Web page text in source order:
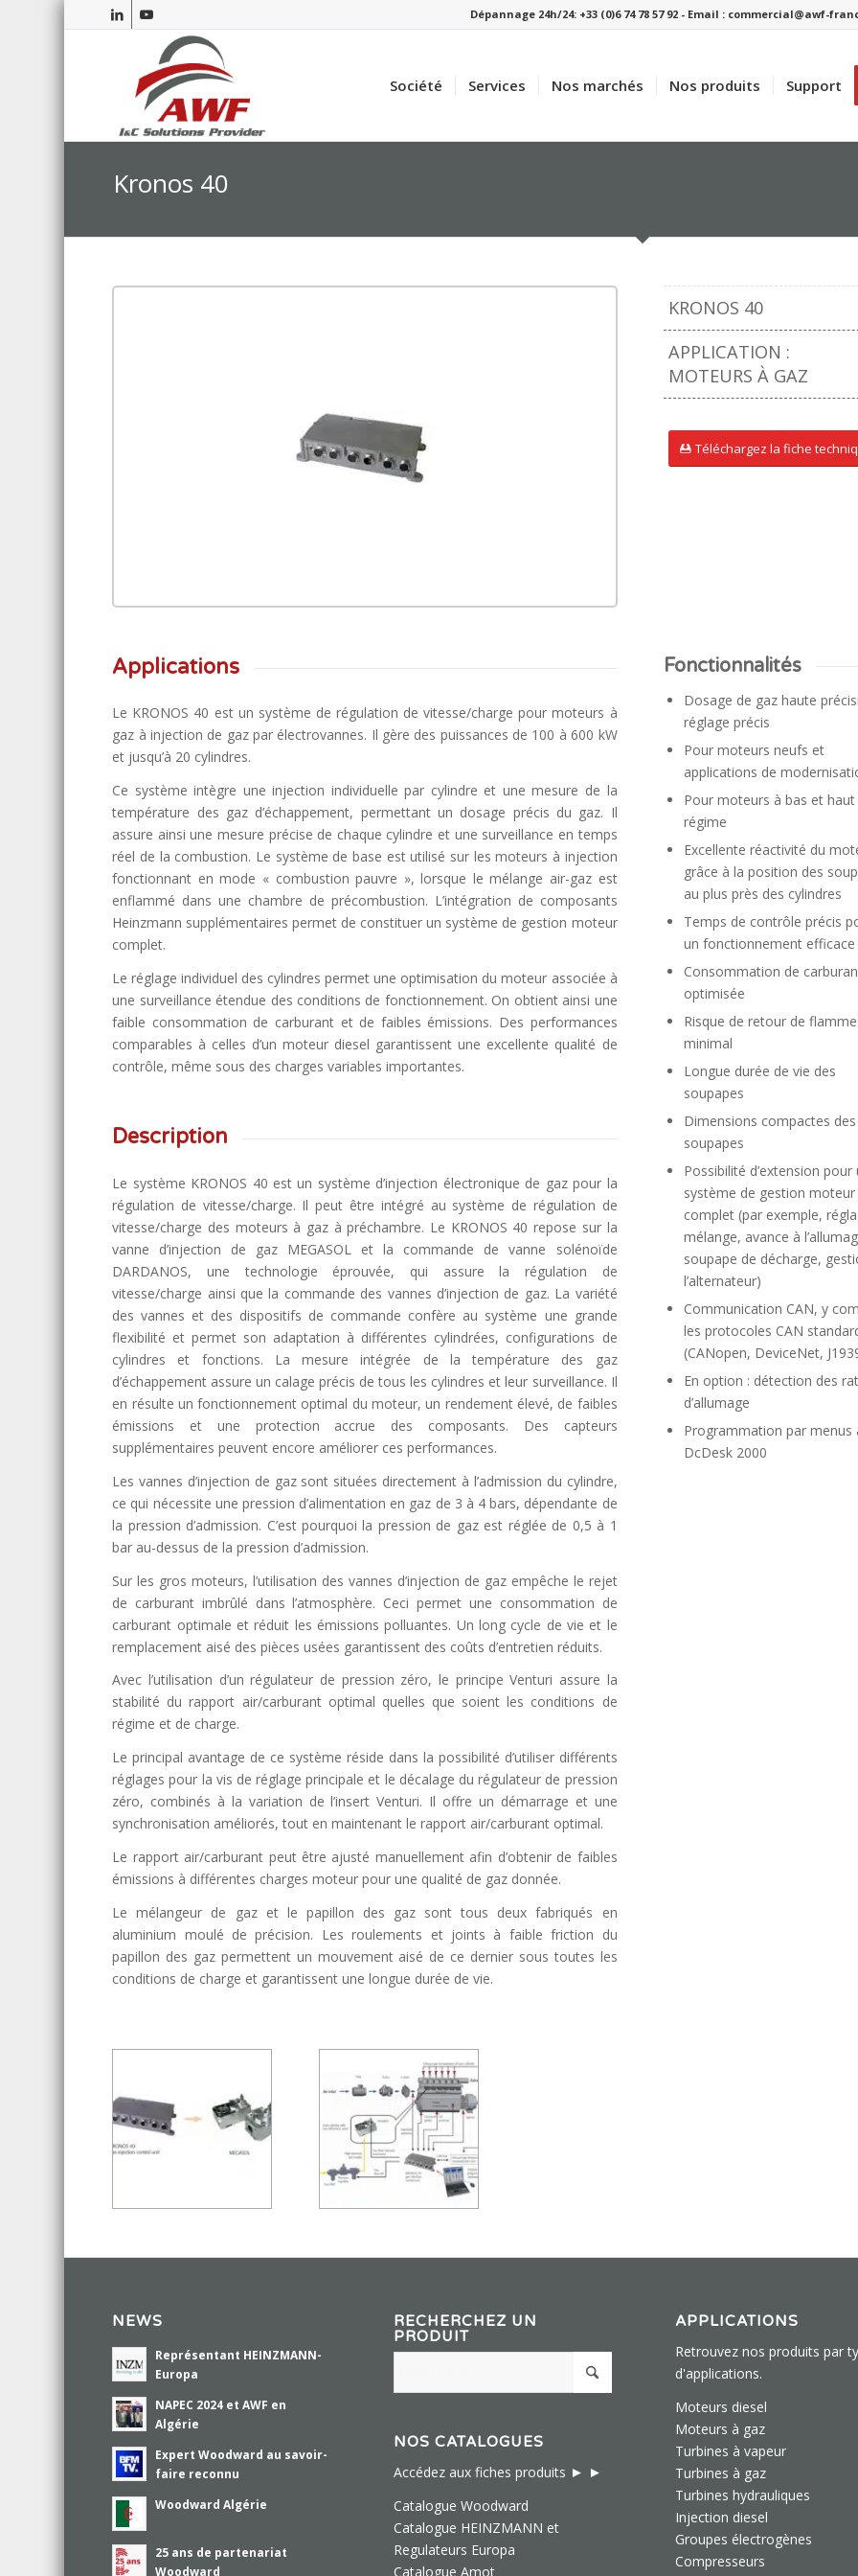
Dépannage 24h/24: +33 (0)6 74 78 57 92 - Email : commercial@awf-
Société Services Nos marchés Nos produits Support
Kronos 40
Garantie Woodward
Cliquez sur l’image pour
l’agrandir
KRONOS 40
APPLICATION :
MOTEURS À GAZ
Téléchargez la fiche
Applications
Le KRONOS 40 est un système de régulation de vitesse/charge pour moteurs à
gaz à injection de gaz par électrovannes. Il gère des puissances de 100 à 600 kW
et jusqu’à 20 cylindres.
Ce système intègre une injection individuelle par cylindre et une mesure de la
température des gaz d’échappement, permettant un dosage précis du gaz. Il
assure ainsi une mesure précise de chaque cylindre et une surveillance en temps
réel de la combustion. Le système de base est utilisé sur les moteurs à injection
fonctionnant en mode « combustion pauvre », lorsque le mélange air-gaz est
enflammé dans une chambre de précombustion. L’intégration de composants
Heinzmann supplémentaires permet de constituer un système de gestion moteur
complet.
Le réglage individuel des cylindres permet une optimisation du moteur associée à
une surveillance étendue des conditions de fonctionnement. On obtient ainsi une
faible consommation de carburant et de faibles émissions. Des performances
comparables à celles d’un moteur diesel garantissent une excellente qualité de
contrôle, même sous des charges variables importantes.
Description
Le système KRONOS 40 est un système d’injection électronique de gaz pour la
régulation de vitesse/charge. Il peut être intégré au système de régulation de
vitesse/charge des moteurs à gaz à préchambre. Le KRONOS 40 repose sur la
vanne d’injection de gaz MEGASOL et la commande de vanne solénoïde
DARDANOS, une technologie éprouvée, qui assure la régulation de
vitesse/charge ainsi que la commande des vannes d’injection de gaz. La variété
des vannes et des dispositifs de commande confère au système une grande
flexibilité et permet son adaptation à différentes cylindrées, configurations de
cylindres et fonctions. La mesure intégrée de la température des gaz
d’échappement assure un calage précis de tous les cylindres et leur surveillance. Il
en résulte un fonctionnement optimal du moteur, un rendement élevé, de faibles
émissions et une protection accrue des composants. Des capteurs
supplémentaires peuvent encore améliorer ces performances.
Les vannes d’injection de gaz sont situées directement à l’admission du cylindre,
ce qui nécessite une pression d’alimentation en gaz de 3 à 4 bars, dépendante de
la pression d’admission. C’est pourquoi la pression de gaz est réglée de 0,5 à 1
bar au-dessus de la pression d’admission.
Sur les gros moteurs, l’utilisation des vannes d’injection de gaz empêche le rejet
de carburant imbrûlé dans l’atmosphère. Ceci permet une consommation de
carburant optimale et réduit les émissions polluantes. Un long cycle de vie et le
remplacement aisé des pièces usées garantissent des coûts d’entretien réduits.
Avec l’utilisation d’un régulateur de pression zéro, le principe Venturi assure la
stabilité du rapport air/carburant optimal quelles que soient les conditions de
régime et de charge.
Le principal avantage de ce système réside dans la possibilité d’utiliser différents
réglages pour la vis de réglage principale et le décalage du régulateur de pression
zéro, combinés à la variation de l’insert Venturi. Il offre un démarrage et une
synchronisation améliorés, tout en maintenant le rapport air/carburant optimal.
Le rapport air/carburant peut être ajusté manuellement afin d’obtenir de faibles
émissions à différentes charges moteur pour une qualité de gaz donnée.
Le mélangeur de gaz et le papillon des gaz sont tous deux fabriqués en
aluminium moulé de précision. Les roulements et joints à faible friction du
papillon des gaz permettent un mouvement aisé de ce dernier sous toutes les
conditions de charge et garantissent une longue durée de vie.
Fonctionnalités
Dosage de gaz haute
réglage précis
Pour moteurs neufs et
applications de
Pour moteurs à bas et haut
régime
Excellente réactivité du
grâce à la position des
au plus près des cylindres
Temps de contrôle précis
un fonctionnement efficace
Consommation de
optimisée
Risque de retour de flamme
minimal
Longue durée de vie des
soupapes
Dimensions compactes des
soupapes
Possibilité d’extension pour
système de gestion moteur
complet (par exemple,
mélange, avance à
soupape de décharge,
l’alternateur)
Communication CAN, y
les protocoles CAN
(CANopen, DeviceNet,
En option : détection des
d’allumage
Programmation par menus
DcDesk 2000
NEWS
Représentant HEINZMANN-
Europa
NAPEC 2024 et AWF en
Algérie
Expert Woodward au savoir-
faire reconnu
Woodward Algérie
25 ans de partenariat
Woodward
RECHERCHEZ UN
PRODUIT
NOS CATALOGUES
Accédez aux fiches produits ► ►
Catalogue Woodward
Catalogue HEINZMANN et
Regulateurs Europa
Catalogue Amot
APPLICATIONS
Retrouvez nos produits par
d'applications.
Moteurs diesel
Moteurs à gaz
Turbines à vapeur
Turbines à gaz
Turbines hydrauliques
Injection diesel
Groupes électrogènes
Compresseurs